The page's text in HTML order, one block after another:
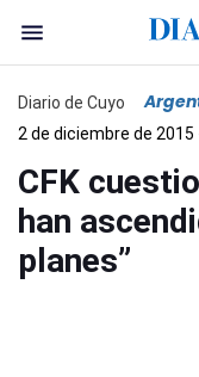
Diario de Cuyo
2 de diciembre de 2015
CFK
han
planes”